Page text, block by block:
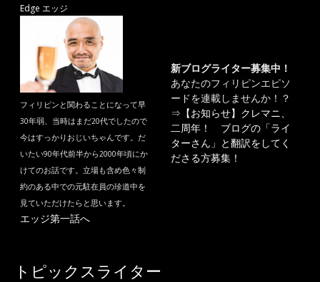
Edge エッジ
フィリピンと関わることになって早
30年弱、当時はまだ20代でしたので
今はすっかりおじいちゃんです。だ
いたい90年代前半から2000年頃にか
けてのお話です。立場も含め色々制
約のある中での元駐在員の珍道中を
見ていただけたらと思います。
エッジ第一話へ
新ブログライター募集中！
あなたのフィリピンエピソ
ードを連載しませんか！？
⇒ 【お知らせ】クレマニ、
二周年！ ブログの「ライ
ターさん」と翻訳をしてく
ださる方募集！
トピックスライター